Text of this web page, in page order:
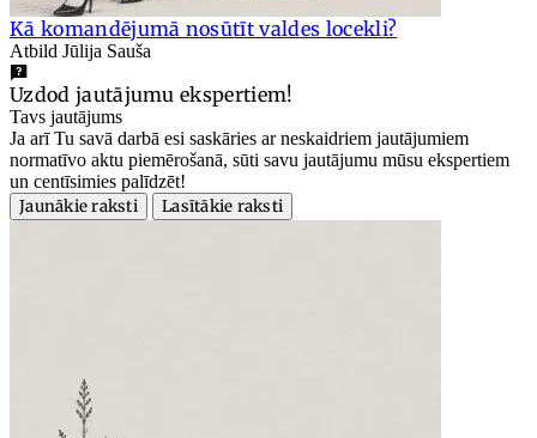
Kā komandējumā nosūtīt valdes locekli?
Atbild Jūlija Sauša
Uzdod jautājumu ekspertiem!
Tavs jautājums
Ja arī Tu savā darbā esi saskāries ar neskaidriem jautājumiem
normatīvo aktu piemērošanā, sūti savu jautājumu mūsu ekspertiem
un centīsimies palīdzēt!
Jaunākie raksti
Lasītākie raksti